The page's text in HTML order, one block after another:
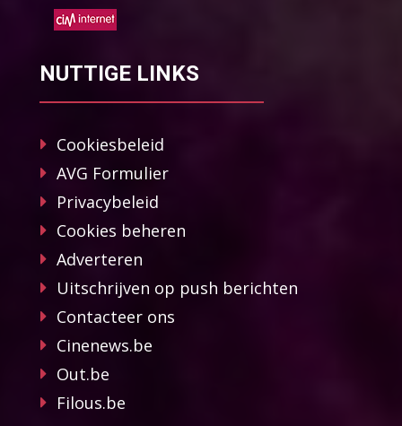
NUTTIGE LINKS
Cookiesbeleid
AVG Formulier
Privacybeleid
Cookies beheren
Adverteren
Uitschrijven op push berichten
Contacteer ons
Cinenews.be
Out.be
Filous.be